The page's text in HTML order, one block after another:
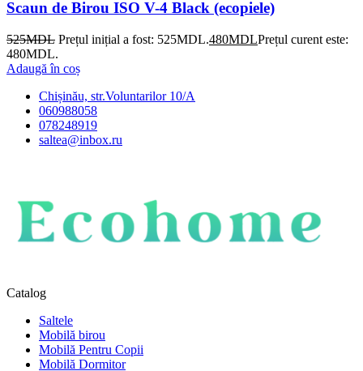
Scaun de Birou ISO V-4 Black (ecopiele)
525MDL Prețul inițial a fost: 525MDL.480MDLPrețul curent este:
480MDL.
Adaugă în coș
Chișinău, str.Voluntarilor 10/A
060988058
078248919
saltea@inbox.ru
Catalog
Saltele
Mobilă birou
Mobilă Pentru Copii
Mobilă Dormitor